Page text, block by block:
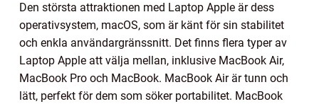
Den största attraktionen med Laptop Apple är dess
operativsystem, macOS, som är känt för sin stabilitet
och enkla användargränssnitt. Det finns flera typer av
Laptop Apple att välja mellan, inklusive MacBook Air,
MacBook Pro och MacBook. MacBook Air är tunn och
lätt, perfekt för dem som söker portabilitet. MacBook